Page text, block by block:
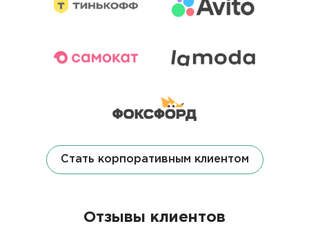
Стать корпоративным клиентом
Отзывы клиентов